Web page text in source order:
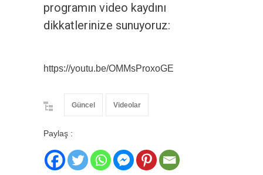
programın video kaydını
dikkatlerinize sunuyoruz:
https://youtu.be/OMMsProxoGE
Güncel Videolar
Paylaş :